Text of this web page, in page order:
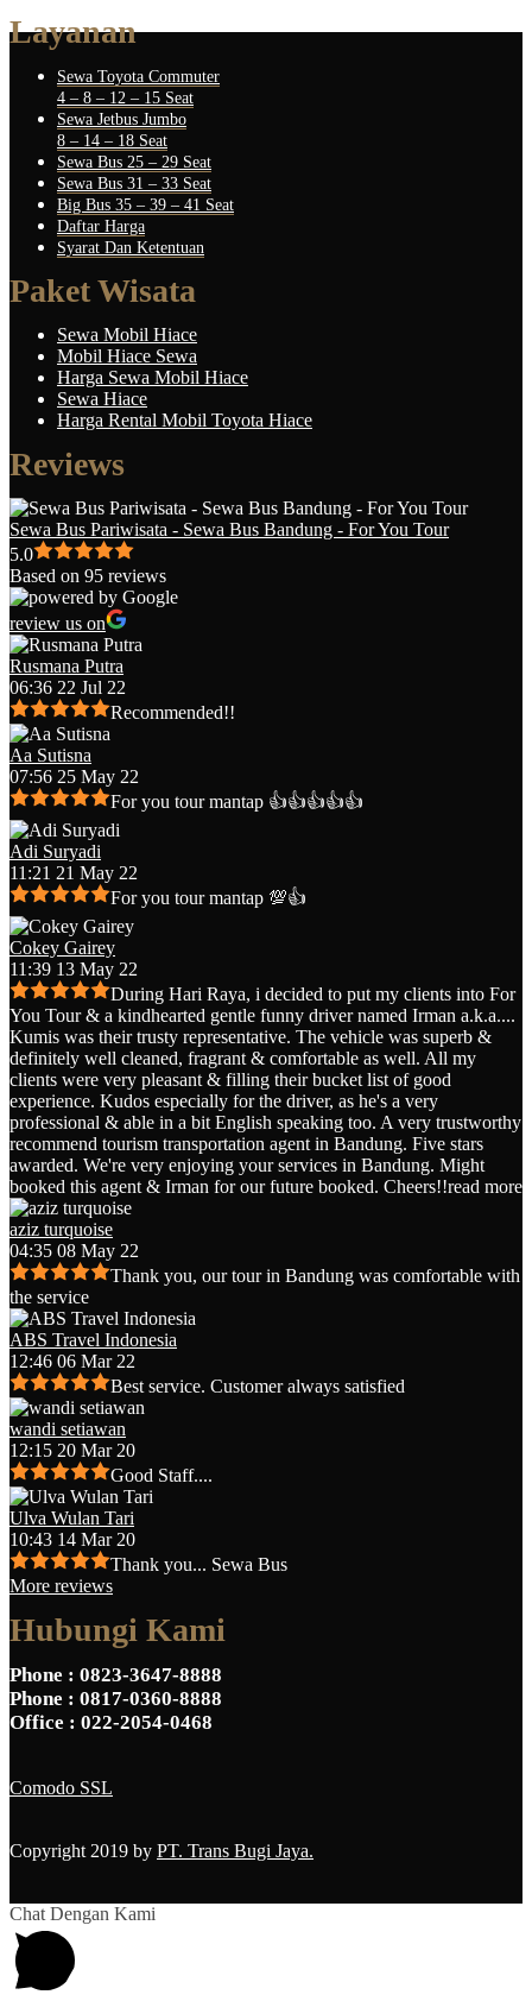
Layanan
Sewa Toyota Commuter
4 – 8 – 12 – 15 Seat
Sewa Jetbus Jumbo
8 – 14 – 18 Seat
Sewa Bus 25 – 29 Seat
Sewa Bus 31 – 33 Seat
Big Bus 35 – 39 – 41 Seat
Daftar Harga
Syarat Dan Ketentuan
Paket Wisata
Sewa Mobil Hiace
Mobil Hiace Sewa
Harga Sewa Mobil Hiace
Sewa Hiace
Harga Rental Mobil Toyota Hiace
Reviews
Sewa Bus Pariwisata - Sewa Bus Bandung - For You Tour
5.0
Based on 95 reviews
review us on
Rusmana Putra
06:36 22 Jul 22
Recommended!!
Aa Sutisna
07:56 25 May 22
For you tour mantap 👍👍👍👍👍
Adi Suryadi
11:21 21 May 22
For you tour mantap 💯👍
Cokey Gairey
11:39 13 May 22
During Hari Raya, i decided to put my clients into For
You Tour & a kindhearted gentle funny driver named Irman a.k.a....
Kumis was their trusty representative. The vehicle was superb &
definitely well cleaned, fragrant & comfortable as well. All my
clients were very pleasant & filling their bucket list of good
experience. Kudos especially for the driver, as he's a very
professional & able in a bit English speaking too. A very trustworthy
recommend tourism transportation agent in Bandung. Five stars
awarded. We're very enjoying your services in Bandung. Might
booked this agent & Irman for our future booked. Cheers!!read more
aziz turquoise
04:35 08 May 22
Thank you, our tour in Bandung was comfortable with
the service
ABS Travel Indonesia
12:46 06 Mar 22
Best service. Customer always satisfied
wandi setiawan
12:15 20 Mar 20
Good Staff....
Ulva Wulan Tari
10:43 14 Mar 20
Thank you... Sewa Bus
More reviews
Hubungi Kami
Phone : 0823-3647-8888
Phone : 0817-0360-8888
Office : 022-2054-0468
Comodo SSL
Copyright 2019 by PT. Trans Bugi Jaya.
Chat Dengan Kami